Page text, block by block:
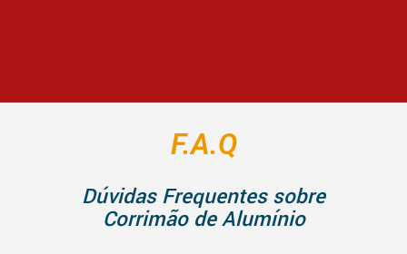
F.A.Q
Dúvidas Frequentes sobre
Corrimão de Alumínio